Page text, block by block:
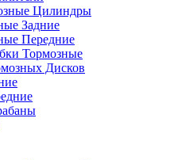
Цилиндры
Задние
Передние
Тормозные
Дисков